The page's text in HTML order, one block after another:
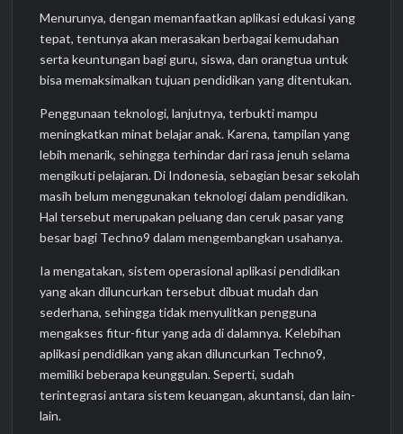
Menurunya, dengan memanfaatkan aplikasi edukasi yang
tepat, tentunya akan merasakan berbagai kemudahan
serta keuntungan bagi guru, siswa, dan orangtua untuk
bisa memaksimalkan tujuan pendidikan yang ditentukan.
Penggunaan teknologi, lanjutnya, terbukti mampu
meningkatkan minat belajar anak. Karena, tampilan yang
lebih menarik, sehingga terhindar dari rasa jenuh selama
mengikuti pelajaran. Di Indonesia, sebagian besar sekolah
masih belum menggunakan teknologi dalam pendidikan.
Hal tersebut merupakan peluang dan ceruk pasar yang
besar bagi Techno9 dalam mengembangkan usahanya.
Ia mengatakan, sistem operasional aplikasi pendidikan
yang akan diluncurkan tersebut dibuat mudah dan
sederhana, sehingga tidak menyulitkan pengguna
mengakses fitur-fitur yang ada di dalamnya. Kelebihan
aplikasi pendidikan yang akan diluncurkan Techno9,
memiliki beberapa keunggulan. Seperti, sudah
terintegrasi antara sistem keuangan, akuntansi, dan lain-
lain.